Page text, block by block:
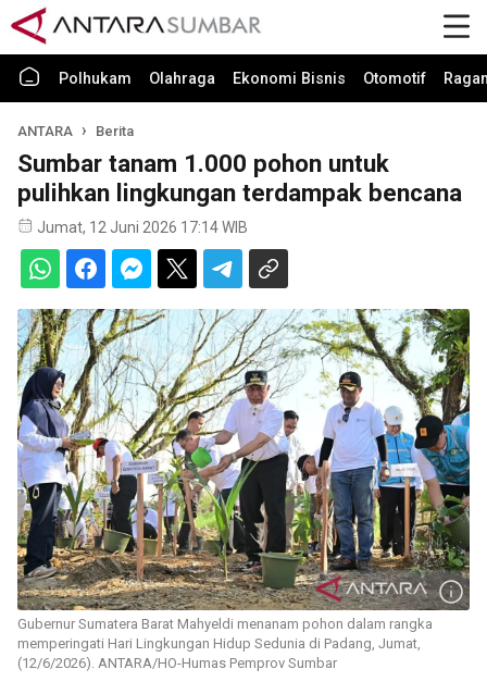
Polhukam Olahraga Ekonomi Bisnis Otomotif
ANTARA Berita
Sumbar tanam 1.000 pohon untuk
pulihkan lingkungan terdampak bencana
Jumat, 12 Juni 2026 17:14 WIB
Gubernur Sumatera Barat Mahyeldi menanam pohon dalam rangka
memperingati Hari Lingkungan Hidup Sedunia di Padang, Jumat,
(12/6/2026). ANTARA/HO-Humas Pemprov Sumbar